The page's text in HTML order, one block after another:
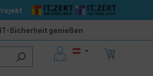
IT-Sicherheit genießen